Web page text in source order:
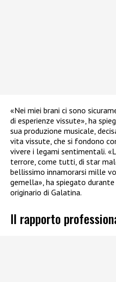
«Nei miei brani ci sono
di esperienze vissute», ha
sua produzione musicale,
vita vissute, che si fondono
vivere i legami sentimentali.
terrore, come tutti, di star
bellissimo innamorarsi mille
gemella», ha spiegato
originario di Galatina.
Il rapporto